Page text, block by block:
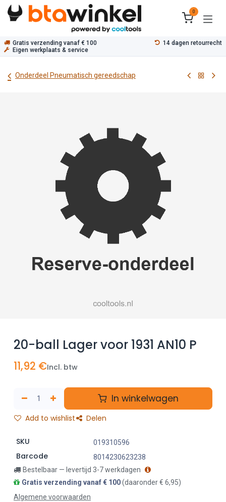
Overslaan naar inhoud
0
Gratis verzending vanaf € 100
14 dagen retourrecht
Eigen werkplaats & service
Onderdeel Pneumatisch gereedschap
20-ball Lager voor 1931 AN10 P
11,92 €Incl. btw
In winkelwagen
Add to wishlist Delen
SKU 019310596
Barcode
8014230623238
Bestelbaar — levertijd 3-7 werkdagen
Gratis verzending vanaf € 100(daaronder € 6,95)
Algemene voorwaarden